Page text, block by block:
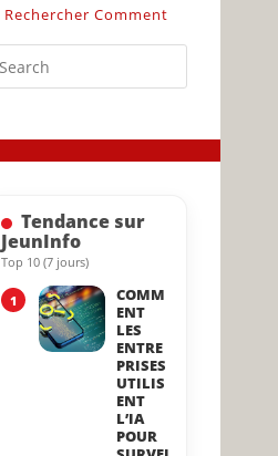
Rechercher Comment
Escape
close
the
Tendance sur
JeunInfo
Top 10 (7 jours)
1
COMM
ENT
LES
ENTRE
PRISES
UTILIS
ENT
L’IA
POUR